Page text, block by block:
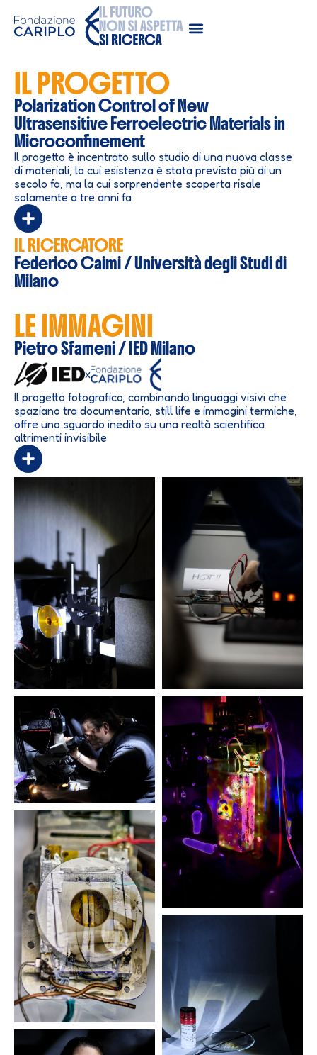
IL PROGETTO
Polarization Control of New
Ultrasensitive Ferroelectric Materials in
Microconfinement
Il progetto è incentrato sullo studio di una nuova classe
di materiali, la cui esistenza è stata prevista più di un
secolo fa, ma la cui sorprendente scoperta risale
solamente a tre anni fa
IL RICERCATORE
Federico Caimi / Università degli Studi di
Milano
LE IMMAGINI
Pietro Sfameni / IED Milano
x
Il progetto fotografico, combinando linguaggi visivi che
spaziano tra documentario, still life e immagini termiche,
offre uno sguardo inedito su una realtà scientifica
altrimenti invisibile